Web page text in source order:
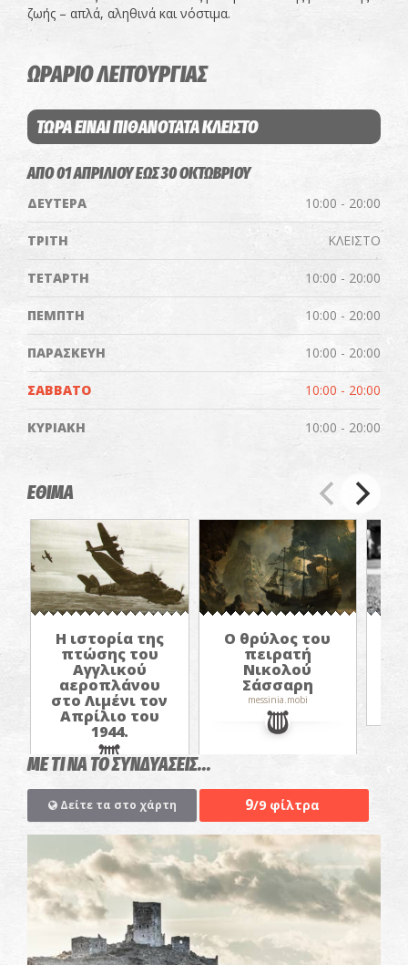
ζωής – απλά, αληθινά και νόστιμα.
ΩΡΑΡΙΟ ΛΕΙΤΟΥΡΓΙΑΣ
ΤΩΡΑ ΕΙΝΑΙ ΠΙΘΑΝΟΤΑΤΑ ΚΛΕΙΣΤΟ
ΑΠΟ 01 AΠΡΙΛΙΟΥ ΕΩΣ 30 ΟΚΤΩΒΡΙΟΥ
ΔΕΥΤΕΡΑ 10:00 - 20:00
ΤΡΙΤΗ ΚΛΕΙΣΤΟ
ΤΕΤΑΡΤΗ 10:00 - 20:00
ΠΕΜΠΤΗ 10:00 - 20:00
ΠΑΡΑΣΚΕΥΗ 10:00 - 20:00
ΣΑΒΒΑΤΟ 10:00 - 20:00
ΚΥΡΙΑΚΗ 10:00 - 20:00
ΕΘΙΜΑ
Η ιστορία της
πτώσης του
Αγγλικού
αεροπλάνου
στο Λιμένι τον
Απρίλιο του
1944.
Ο θρύλος του
πειρατή
Νικολού
Σάσσαρη
messinia.mobi
ΜΕ ΤΙ ΝΑ ΤΟ ΣΥΝΔΥΑΣΕΙΣ...
Δείτε τα στο χάρτη 9/9 φίλτρα